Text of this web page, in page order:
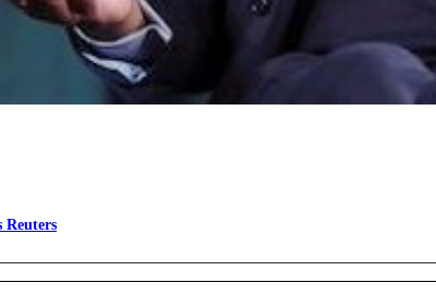
Reuters